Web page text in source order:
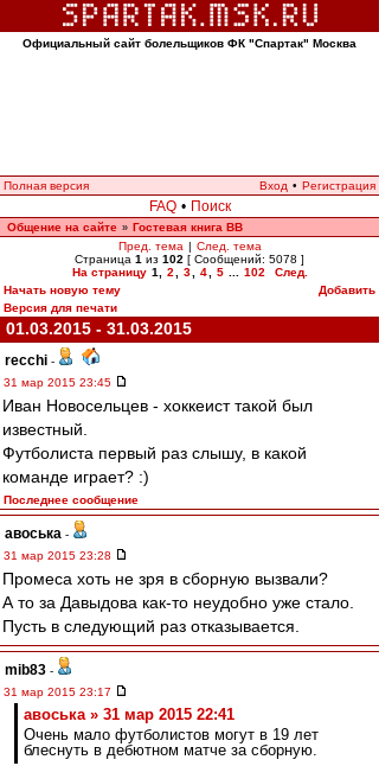
Официальный сайт болельщиков ФК "Спартак" Москва
Полная версия Вход • Регистрация
FAQ • Поиск
Общение на сайте » Гостевая книга ВВ
Пред. тема | След. тема
Страница 1 из 102 [ Сообщений: 5078 ]
На страницу 1 2 3 4 5 102
След.
Начать новую тему
Добавить
Версия для печати
01.03.2015 - 31.03.2015
recchi -
31 мар 2015 23:45
Иван Новосельцев - хоккеист такой был
известный.
Футболиста первый раз слышу, в какой
команде играет? :)
Последнее сообщение
авоська -
31 мар 2015 23:28
Промеса хоть не зря в сборную вызвали?
А то за Давыдова как-то неудобно уже стало.
Пусть в следующий раз отказывается.
mib83 -
31 мар 2015 23:17
авоська » 31 мар 2015 22:41
Очень мало футболистов могут в 19 лет
блеснуть в дебютном матче за сборную.